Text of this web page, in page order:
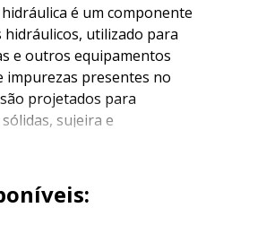
é um componente
hidráulicos, utilizado para
e outros equipamentos
impurezas presentes no
projetados para
sujeira e
a eficiência e a
de sucção é